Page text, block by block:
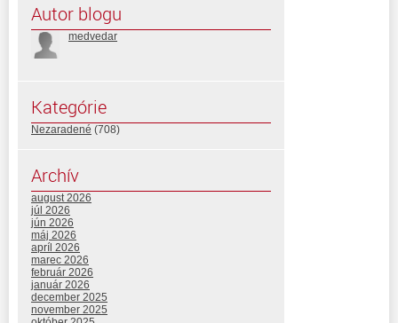
Autor blogu
medvedar
Kategórie
Nezaradené (708)
Archív
august 2026
júl 2026
jún 2026
máj 2026
apríl 2026
marec 2026
február 2026
január 2026
december 2025
november 2025